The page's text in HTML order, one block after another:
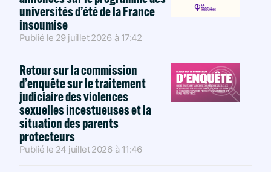
universités d’été de la France
insoumise
Publié le 29 juillet 2026 à 17:42
Retour sur la commission
d’enquête sur le traitement
judiciaire des violences
sexuelles incestueuses et la
situation des parents
protecteurs
Publié le 24 juillet 2026 à 11:46